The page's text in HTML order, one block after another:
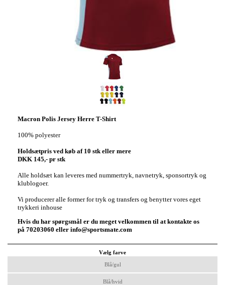
Macron Polis Jersey Herre T-Shirt
100% polyester
Holdsætpris ved køb af 10 stk eller mere
DKK 145,- pr stk
Alle holdsæt kan leveres med nummertryk, navnetryk, sponsortryk og
klublogoer.
Vi producerer alle former for tryk og transfers og benytter vores eget
trykkeri inhouse
Hvis du har spørgsmål er du meget velkommen til at kontakte os
på 70203060 eller info@sportsmate.com
Vælg farve
Blå/gul
Blå/hvid